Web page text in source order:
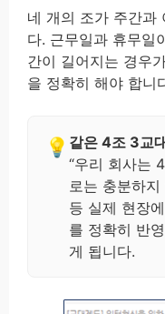
네 개의 조가 주간과
다. 근무일과 휴무일
간이 길어지는 경우
을 정확히 해야 합니
같은 4조 3교
“우리 회사는
로는 충분하
등 실제 현장
를 정확히 반
게 됩니다.